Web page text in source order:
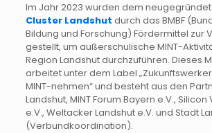
Im Jahr 2023 wurden dem
Cluster Landshut durch das BMBF
Bildung und Forschung) Fördermittel zur
gestellt, um außerschulische MINT-
Region Landshut durchzuführen. Dieses
arbeitet unter dem Label
MINT-nehmen“ und besteht aus den
Landshut, MINT Forum Bayern e.V., Silicon
e.V., Weltacker Landshut e.V. und Stadt
(Verbundkoordination).